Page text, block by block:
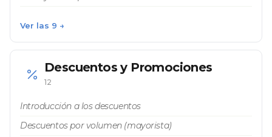
Ver las 9 →
Descuentos y Promociones
12
Introducción a los descuentos
Descuentos por volumen (mayorista)